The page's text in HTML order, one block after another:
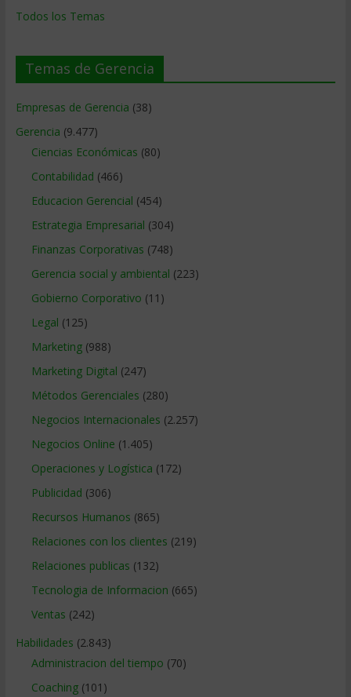
Todos los Temas
Temas de Gerencia
Empresas de Gerencia (38)
Gerencia (9.477)
Ciencias Económicas (80)
Contabilidad (466)
Educacion Gerencial (454)
Estrategia Empresarial (304)
Finanzas Corporativas (748)
Gerencia social y ambiental (223)
Gobierno Corporativo (11)
Legal (125)
Marketing(988)
Marketing Digital (247)
Métodos Gerenciales (280)
Negocios Internacionales (2.257)
Negocios Online (1.405)
Operaciones y Logística (172)
Publicidad (306)
Recursos Humanos (865)
Relaciones con los clientes (219)
Relaciones publicas (132)
Tecnologia de Informacion (665)
Ventas (242)
Habilidades (2.843)
Administracion del tiempo (70)
Coaching(101)